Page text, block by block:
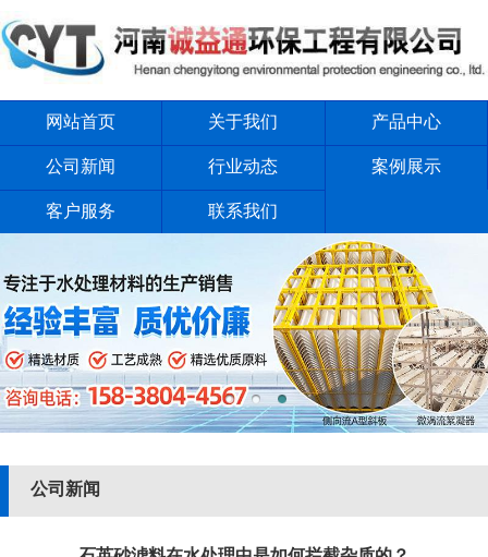
网站首页 关于我们 产品中心
公司新闻 行业动态 案例展示
客户服务 联系我们
公司新闻